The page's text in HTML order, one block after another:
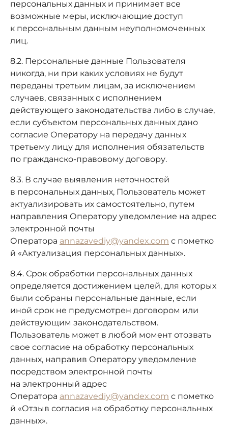
персональных данных и принимает все
возможные меры, исключающие доступ
к персональным данным неуполномоченных
лиц.
8.2. Персональные данные Пользователя
никогда, ни при каких условиях не будут
переданы третьим лицам, за исключением
случаев, связанных с исполнением
действующего законодательства либо в случае,
если субъектом персональных данных дано
согласие Оператору на передачу данных
третьему лицу для исполнения обязательств
по гражданско-правовому договору.
8.3. В случае выявления неточностей
в персональных данных, Пользователь может
актуализировать их самостоятельно, путем
направления Оператору уведомление на адрес
электронной почты
Оператора annazavediy@yandex.com с пометко
й «Актуализация персональных данных».
8.4. Срок обработки персональных данных
определяется достижением целей, для которых
были собраны персональные данные, если
иной срок не предусмотрен договором или
действующим законодательством.
Пользователь может в любой момент отозвать
свое согласие на обработку персональных
данных, направив Оператору уведомление
посредством электронной почты
на электронный адрес
Оператора annazavediy@yandex.com с пометко
й «Отзыв согласия на обработку персональных
данных».